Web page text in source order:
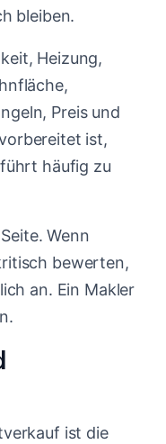
bleiben.
Heizung,
Preis und
ist,
häufig zu
Wenn
bewerten,
an. Ein Makler
ist die